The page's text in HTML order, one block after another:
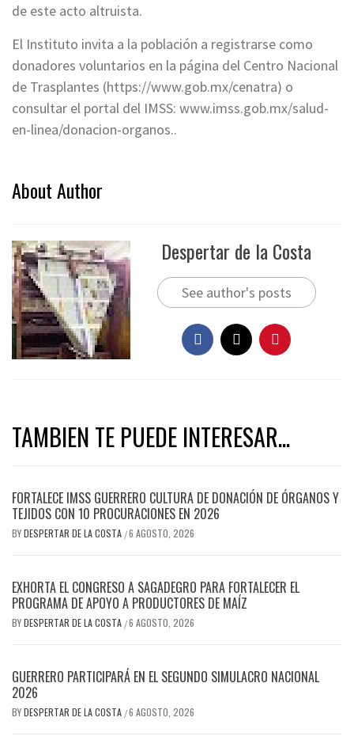
de este acto altruista.
El Instituto invita a la población a registrarse como
donadores voluntarios en la página del Centro Nacional
de Trasplantes (https://www.gob.mx/cenatra) o
consultar el portal del IMSS: www.imss.gob.mx/salud-
en-linea/donacion-organos..
About Author
Despertar de la Costa
See author's posts
TAMBIEN TE PUEDE INTERESAR...
FORTALECE IMSS GUERRERO CULTURA DE DONACIÓN DE ÓRGANOS Y
TEJIDOS CON 10 PROCURACIONES EN 2026
BYDESPERTAR DE LA COSTA /6 AGOSTO, 2026
EXHORTA EL CONGRESO A SAGADEGRO PARA FORTALECER EL
PROGRAMA DE APOYO A PRODUCTORES DE MAÍZ
BYDESPERTAR DE LA COSTA /6 AGOSTO, 2026
GUERRERO PARTICIPARÁ EN EL SEGUNDO SIMULACRO NACIONAL
2026
BYDESPERTAR DE LA COSTA /6 AGOSTO, 2026